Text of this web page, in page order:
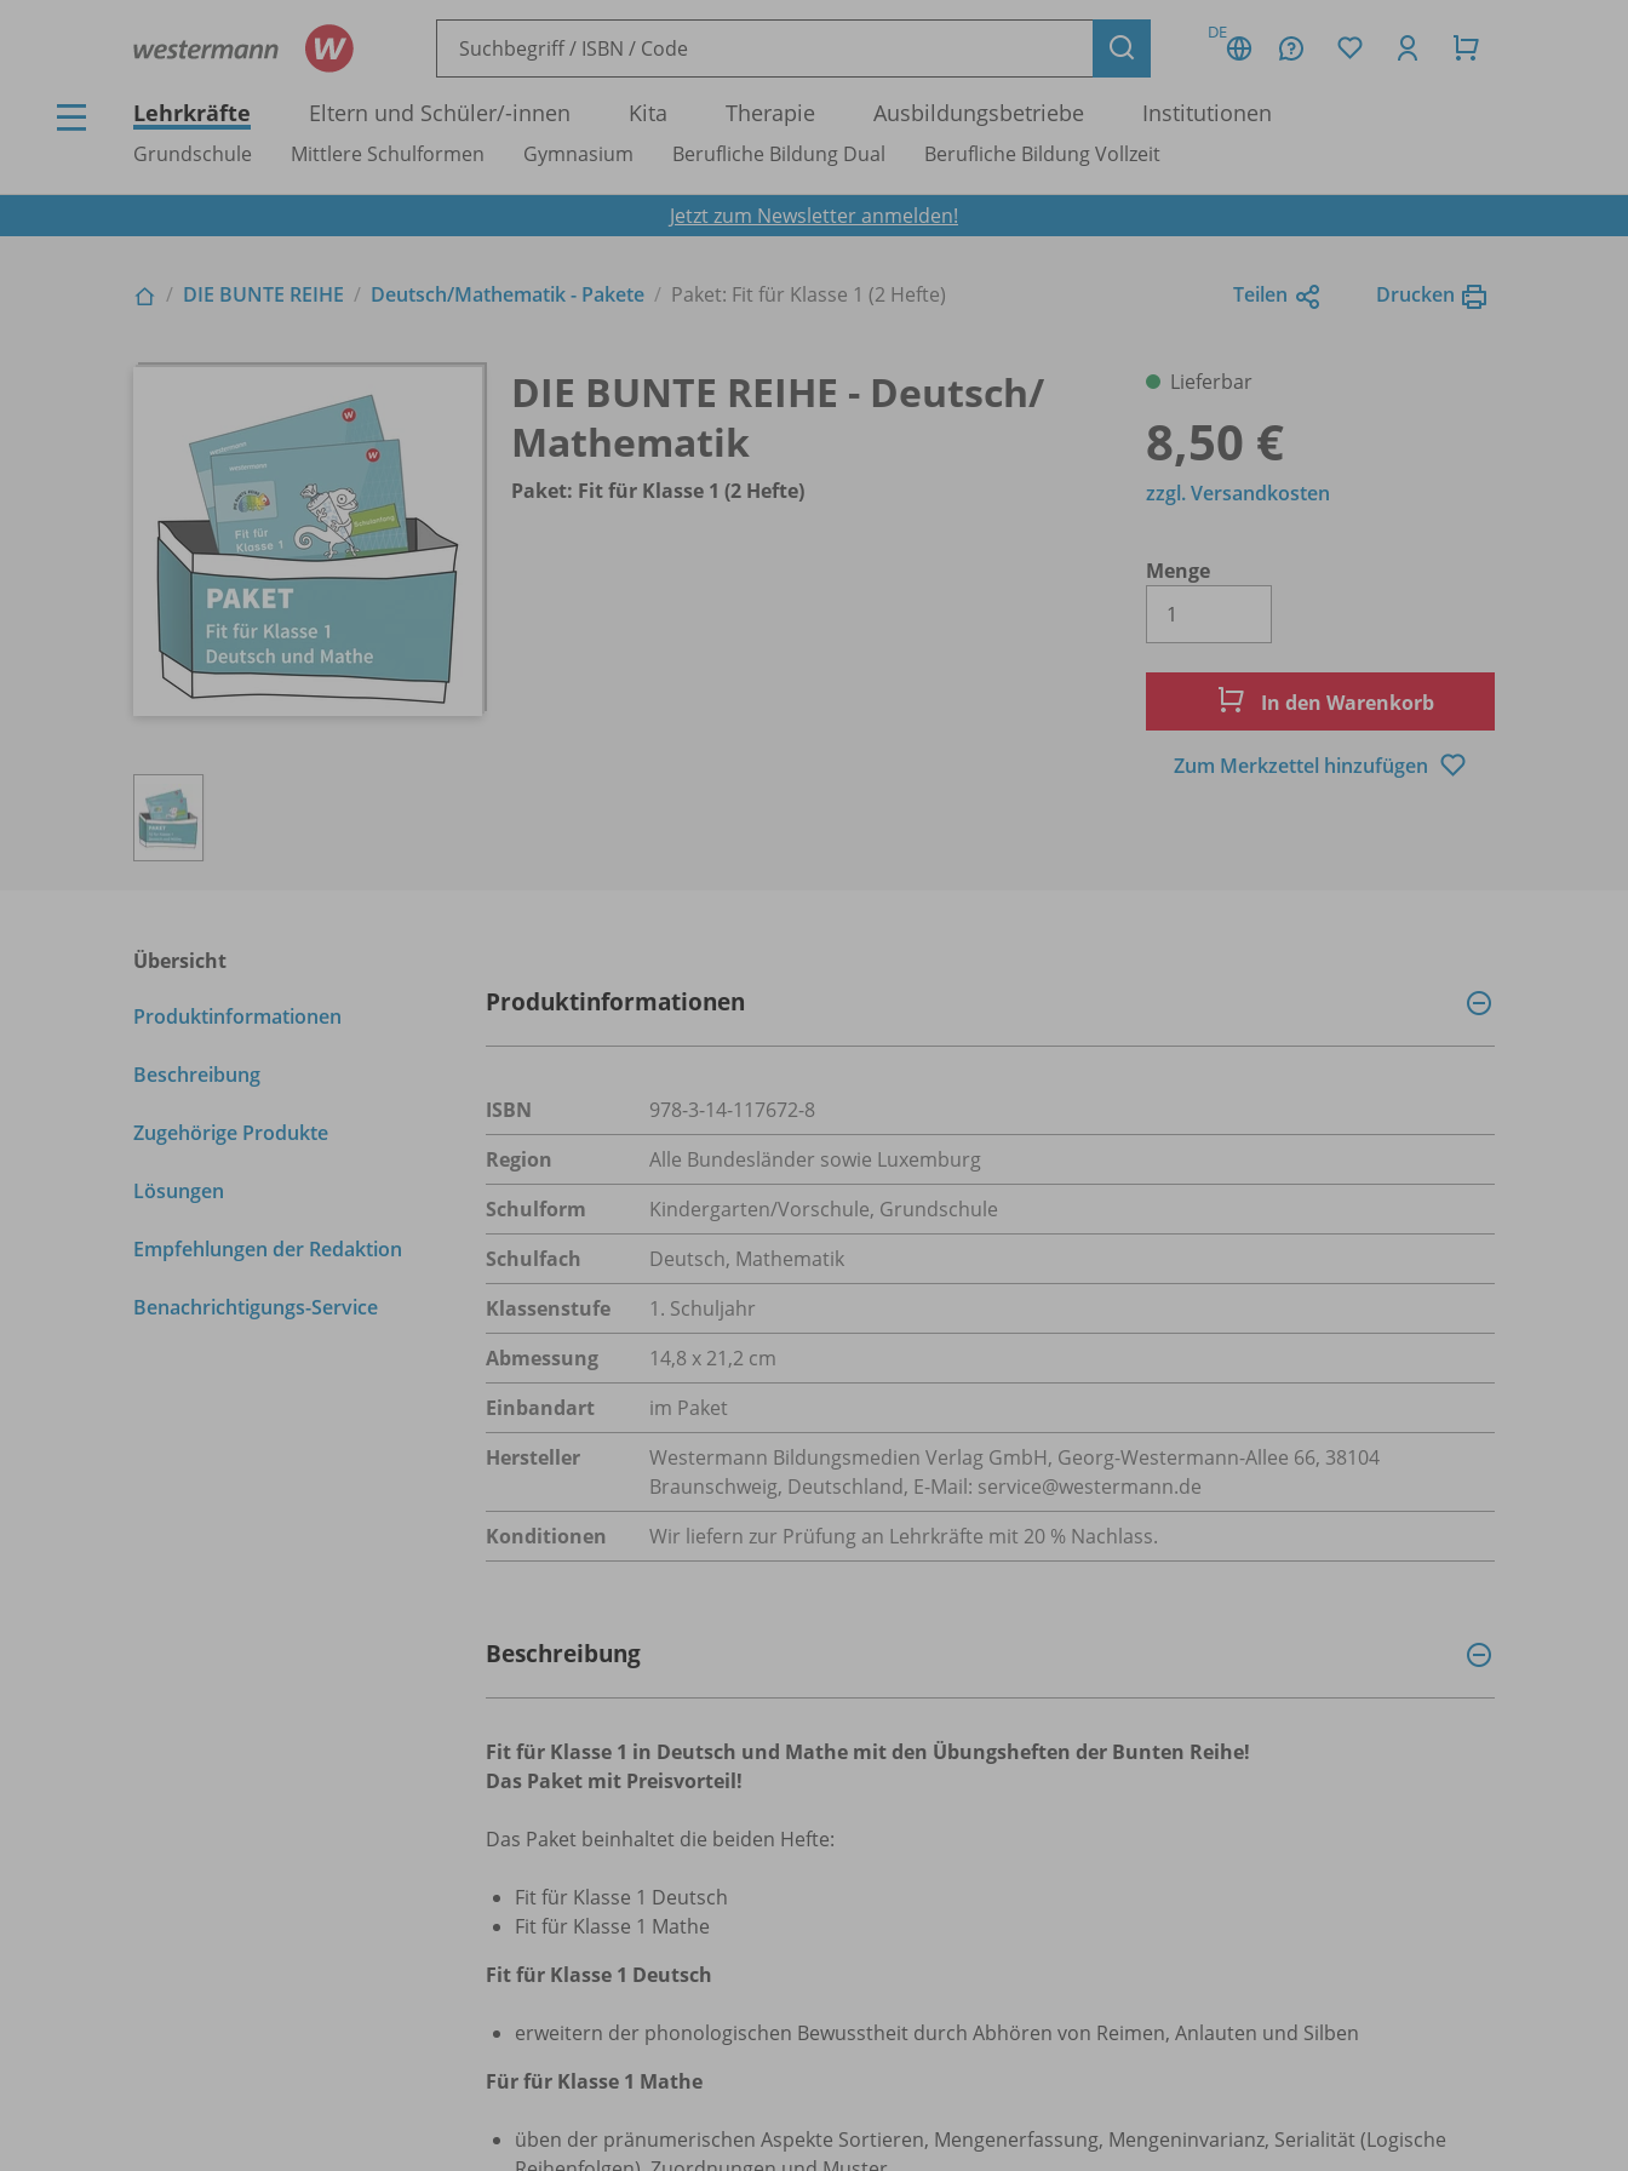
DE
Lehrkräfte Eltern und Schüler/-innen Kita Therapie Ausbildungsbetriebe Institutionen
Grundschule Mittlere Schulformen Gymnasium Berufliche Bildung Dual Berufliche Bildung Vollzeit
Jetzt zum Newsletter anmelden!
DIE BUNTE REIHE Deutsch/Mathematik - Pakete Paket: Fit für Klasse 1 (2 Hefte) Teilen Drucken
DIE BUNTE REIHE - Deutsch/
Mathematik
Paket: Fit für Klasse 1 (2 Hefte)
Lieferbar
8,50 €
Menge
zzgl. Versandkosten
In den Warenkorb
Zum Merkzettel hinzufügen
Übersicht
Produktinformationen
Beschreibung
Zugehörige Produkte
Lösungen
Empfehlungen der Redaktion
Benachrichtigungs-Service
Produktinformationen
ISBN
978-3-14-117672-8
Region
Alle Bundesländer sowie Luxemburg
Schulform
Kindergarten/Vorschule, Grundschule
Schulfach
Deutsch, Mathematik
Klassenstufe
1. Schuljahr
Abmessung
14,8 x 21,2 cm
Einbandart
im Paket
Hersteller
Westermann Bildungsmedien Verlag GmbH, Georg-Westermann-Allee 66, 38104
Braunschweig, Deutschland, E-Mail: service@westermann.de
Konditionen
Wir liefern zur Prüfung an Lehrkräfte mit 20 % Nachlass.
Beschreibung
Fit für Klasse 1 in Deutsch und Mathe mit den Übungsheften der Bunten Reihe!
Das Paket mit Preisvorteil!
Das Paket beinhaltet die beiden Hefte:
Fit für Klasse 1 Deutsch
Fit für Klasse 1 Mathe
Fit für Klasse 1 Deutsch
erweitern der phonologischen Bewusstheit durch Abhören von Reimen, Anlauten und Silben
Für für Klasse 1 Mathe
üben der pränumerischen Aspekte Sortieren, Mengenerfassung, Mengeninvarianz, Serialität (Logische